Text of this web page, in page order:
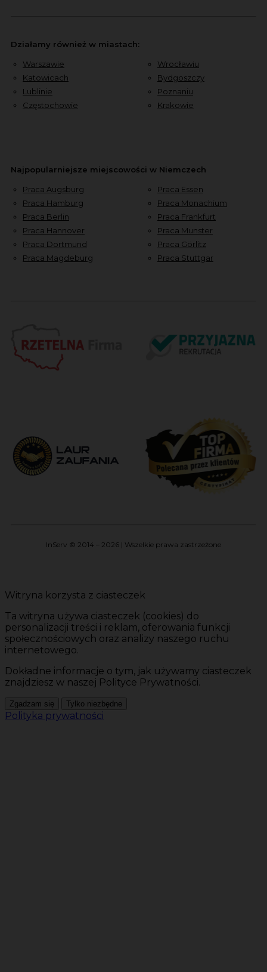
Działamy również w miastach:
Warszawie
Katowicach
Lublinie
Częstochowie
Wrocławiu
Bydgoszczy
Poznaniu
Krakowie
Najpopularniejsze miejscowości w Niemczech
Praca Augsburg
Praca Hamburg
Praca Berlin
Praca Hannover
Praca Dortmund
Praca Magdeburg
Praca Essen
Praca Monachium
Praca Frankfurt
Praca Munster
Praca Görlitz
Praca Stuttgar
InServ © 2014 – 2026 | Wszelkie prawa zastrzeżone
Witryna korzysta z ciasteczek
Ta witryna używa ciasteczek (cookies) do
personalizacji treści i reklam, oferowania funkcji
społecznościowych oraz analizy naszego ruchu
internetowego.
Dokładne informacje o tym, jak używamy ciasteczek
znajdziesz w naszej Polityce Prywatności.
Zgadzam się Tylko niezbędne
Polityka prywatności